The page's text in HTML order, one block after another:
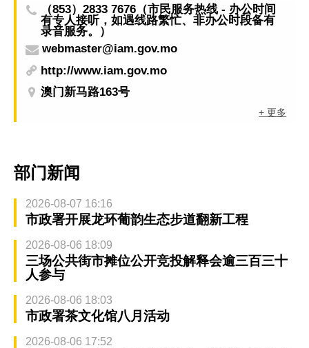
（853）2833 7676（市民服务热线 - 办公时间
有专人接听，如遇线路繁忙、非办公时段备有
录音服务。）
webmaster@iam.gov.mo
http://www.iam.gov.mo
澳门新马路163号
+ 更多
部门新闻
2026-08-07 16:16
市政署开展龙环葡韵生态步道翻新工程
2026-08-06 18:09
三场公共街市摊位公开竞投解释会逾三百三十
人参与
2026-08-06 18:03
市政署茶文化馆八月活动
2026-08-06 17:52